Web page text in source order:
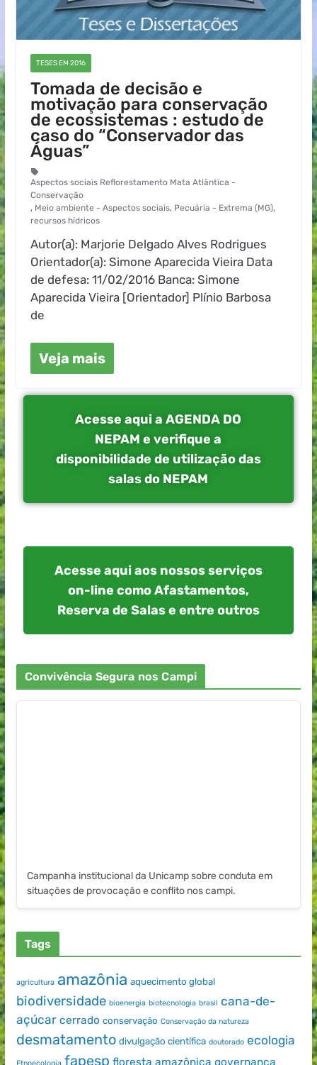
TESES EM 2016
Tomada de decisão e
motivação para conservação
de ecossistemas : estudo de
caso do “Conservador das
Águas”
Aspectos sociais Reflorestamento Mata Atlântica -
Conservação
, Meio ambiente - Aspectos sociais, Pecuária - Extrema (MG),
recursos hídricos
Autor(a): Marjorie Delgado Alves Rodrigues
Orientador(a): Simone Aparecida Vieira Data
de defesa: 11/02/2016 Banca: Simone
Aparecida Vieira [Orientador] Plínio Barbosa
de
Veja mais
Acesse aqui a AGENDA DO
NEPAM e verifique a
disponibilidade de utilização das
salas do NEPAM
Acesse aqui aos nossos serviços
on-line como Afastamentos,
Reserva de Salas e entre outros
Convivência Segura nos Campi
Campanha institucional da Unicamp sobre conduta em
situações de provocação e conflito nos campi.
Tags
agricultura amazônia aquecimento global
biodiversidade bioenergia biotecnologia brasil cana-de-
açúcar cerrado conservação Conservação da natureza
desmatamento divulgação científica doutorado ecologia
fapesp floresta amazônica governança